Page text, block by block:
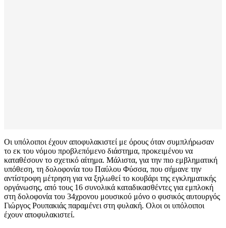
Οι υπόλοιποι έχουν αποφυλακιστεί με όρους όταν συμπλήρωσαν
το εκ του νόμου προβλεπόμενο διάστημα, προκειμένου να
καταθέσουν το σχετικό αίτημα. Μάλιστα, για την πιο εμβληματική
υπόθεση, τη δολοφονία του Παύλου Φύσσα, που σήμανε την
αντίστροφη μέτρηση για να ξηλωθεί το κουβάρι της εγκληματικής
οργάνωσης, από τους 16 συνολικά καταδικασθέντες για εμπλοκή
στη δολοφονία του 34χρονου μουσικού μόνο ο φυσικός αυτουργός
Γιώργος Ρουπακιάς παραμένει στη φυλακή. Ολοι οι υπόλοιποι
έχουν αποφυλακιστεί.